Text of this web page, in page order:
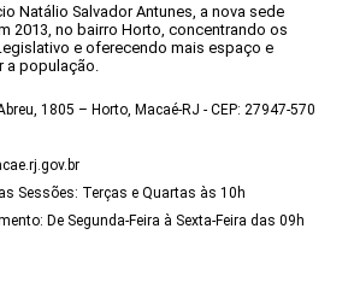
Natálio Salvador Antunes, a nova sede
2013, no bairro Horto, concentrando os
e oferecendo mais espaço e
população.
1805 – Horto, Macaé-RJ - CEP: 27947-570
Sessões: Terças e Quartas às 10h
De Segunda-Feira à Sexta-Feira das 09h